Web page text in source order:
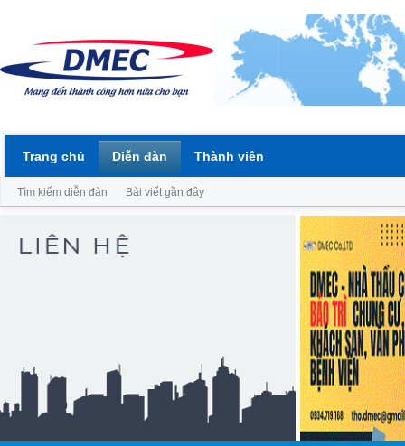
Trang chủ Diễn đàn
Tìm kiếm diễn đàn Bài viết gần đây
Thành viên